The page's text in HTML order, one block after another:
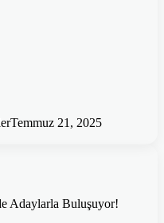
Temmuz 21, 2025
Adaylarla Buluşuyor!